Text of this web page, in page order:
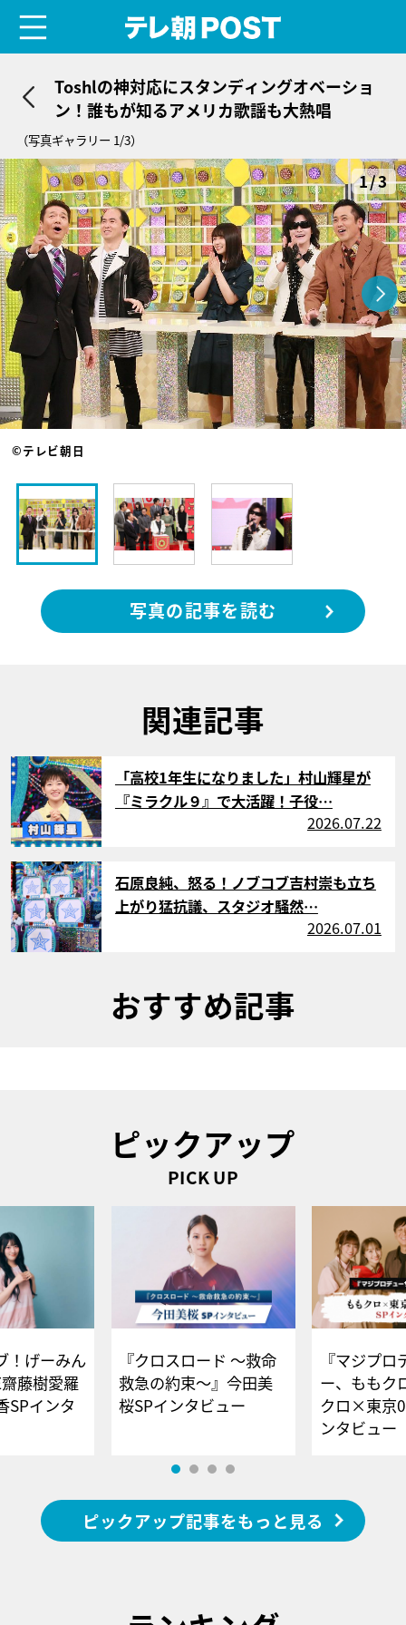
Toshlの神対応にスタンディングオベーショ
ン！誰もが知るアメリカ歌謡も大熱唱
（写真ギャラリー 1/3）
1/3
©テレビ朝日
写真の記事を読む
関連記事
サムネイル
「高校1年生になりました」村山輝星が
『ミラクル９』で大活躍！子役…
2026.07.22
サムネイル
石原良純、怒る！ノブコブ吉村崇も立ち
上がり猛抗議、スタジオ騒然…
2026.07.01
おすすめ記事
ピックアップ
PICK UP
！げーみん
藤樹愛羅
SPインタ
『クロスロード ～救命
救急の約束～』今田美
桜SPインタビュー
『マジプロ
ー、ももク
クロ×東京
ンタビュー
ピックアップ記事をもっと見る